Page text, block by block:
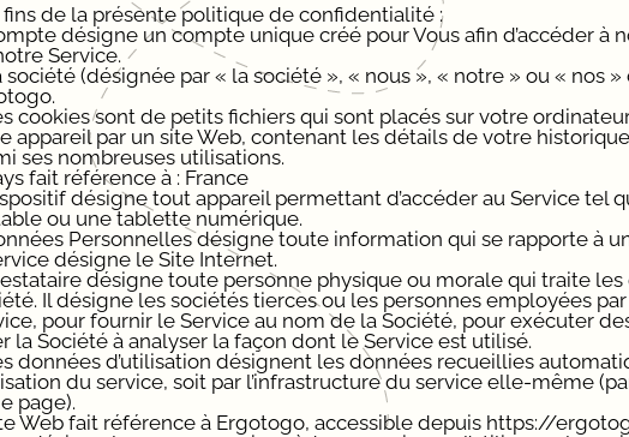
fins de la présente politique de confidentialité :
désigne un compte unique créé pour Vous afin d’accéder à
Service.
société (désignée par « la société », « nous », « notre » ou « nos
cookies sont de petits fichiers qui sont placés sur votre
appareil par un site Web, contenant les détails de votre
ses nombreuses utilisations.
fait référence à : France
désigne tout appareil permettant d’accéder au Service tel
ou une tablette numérique.
Personnelles désigne toute information qui se rapporte à
désigne le Site Internet.
désigne toute personne physique ou morale qui traite
Il désigne les sociétés tierces ou les personnes employées
pour fournir le Service au nom de la Société, pour exécuter
la Société à analyser la façon dont le Service est utilisé.
données d’utilisation désignent les données recueillies
du service, soit par l’infrastructure du service elle-même
page).
Web fait référence à Ergotogo, accessible depuis https://